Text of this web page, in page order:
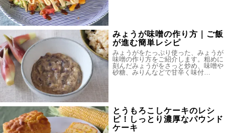
みょうが味噌の作り方｜ご飯
が進む簡単レシピ
みょうがをたっぷり使った、みょうが
味噌の作り方をご紹介します。粗めに
刻んだみょうがをさっと炒め、味噌や
砂糖、みりんなどで甘辛く味付…
とうもろこしケーキのレシ
ピ！しっとり濃厚なパウンド
ケーキ